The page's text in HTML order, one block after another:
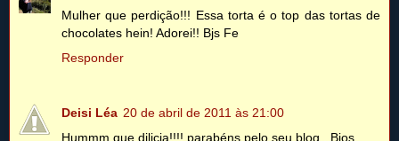
Mulher que perdição!!! Essa torta é o top das tortas de
chocolates hein! Adorei!! Bjs Fe
Responder
Deisi Léa 20 de abril de 2011 às 21:00
Hummm que dilicia!!!! parabéns pelo seu blog...Bjos